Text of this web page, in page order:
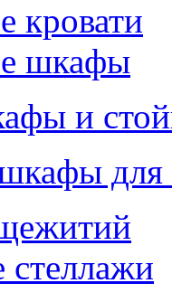
кровати
шкафы
и
стеллажи